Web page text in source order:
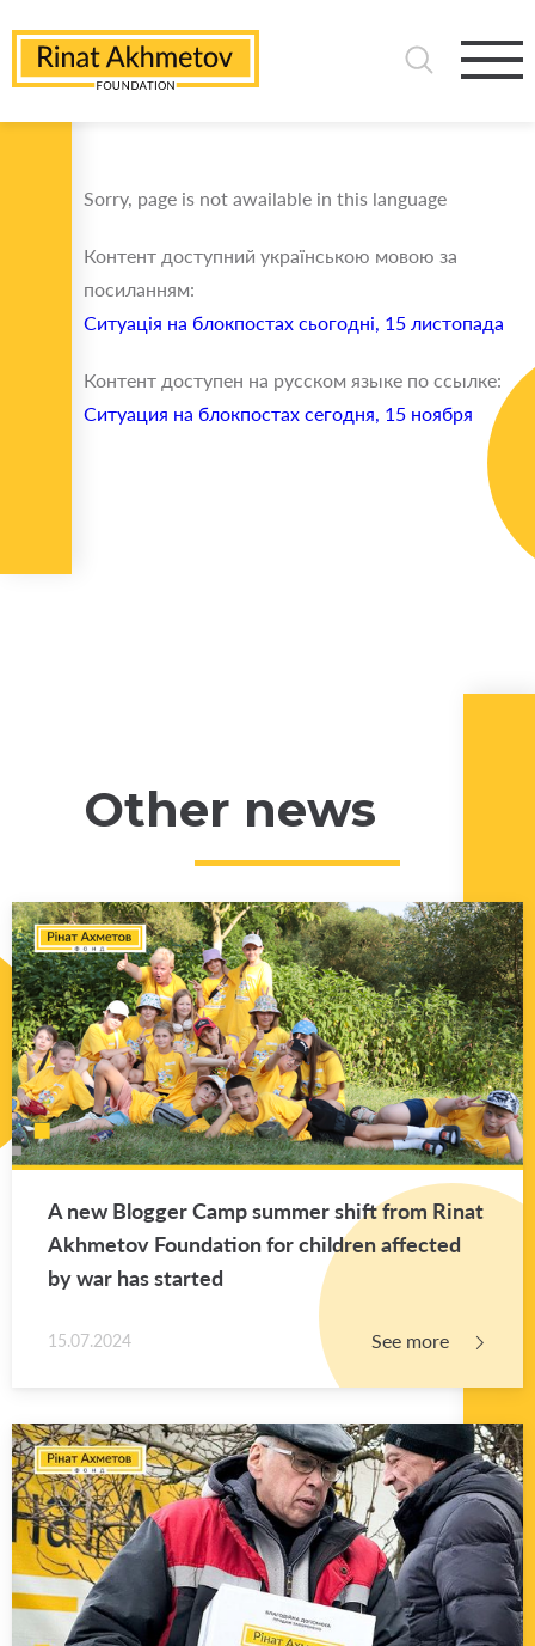
Sorry, page is not awailable in this language
Контент доступний українською мовою за
посиланням:
Ситуація на блокпостах сьогодні, 15 листопада
Контент доступен на русском языке по ссылке:
Ситуация на блокпостах сегодня, 15 ноября
Other news
A new Blog­ger Camp sum­mer shift from Rinat
Akhme­tov Foun­da­tion for chil­dren af­fected
by war has started
15.07.2024 See more